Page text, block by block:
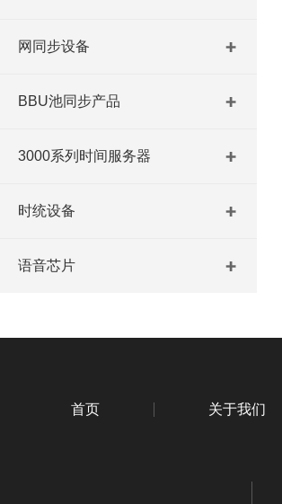
网同步设备
BBU池同步产品
3000系列时间服务器
时统设备
语音芯片
首页 关于我们